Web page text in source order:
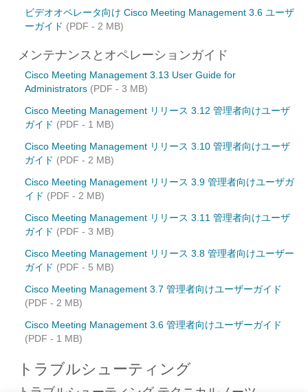
ビデオオペレータ向け Cisco Meeting Management 3.6 ユーザ
ーガイド (PDF - 2 MB)
メンテナンスとオペレーションガイド
Cisco Meeting Management 3.13 User Guide for
Administrators (PDF - 3 MB)
Cisco Meeting Management リリース 3.12 管理者向けユーザ
ガイド (PDF - 1 MB)
Cisco Meeting Management リリース 3.10 管理者向けユーザ
ガイド (PDF - 2 MB)
Cisco Meeting Management リリース 3.9 管理者向けユーザガ
イド (PDF - 2 MB)
Cisco Meeting Management リリース 3.11 管理者向けユーザ
ガイド (PDF - 3 MB)
Cisco Meeting Management リリース 3.8 管理者向けユーザー
ガイド (PDF - 5 MB)
Cisco Meeting Management 3.7 管理者向けユーザーガイド
(PDF - 2 MB)
Cisco Meeting Management 3.6 管理者向けユーザーガイド
(PDF - 1 MB)
トラブルシューティング